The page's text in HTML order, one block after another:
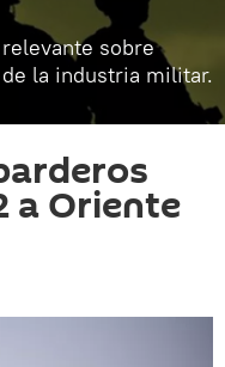
sobre
la industria militar.
a Oriente